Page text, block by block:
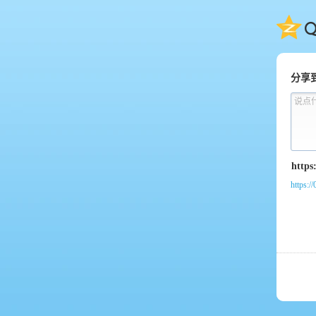
QQ
分享
说点
https://